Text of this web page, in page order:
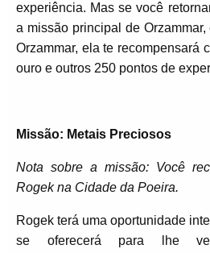
experiência. Mas se você
a missão principal de
Orzammar, ela te recompensará
ouro e outros 250 pontos de
Missão: Metais Preciosos
Nota sobre a missão: Você
Rogek na Cidade da Poeira.
Rogek terá uma oportunidade
se oferecerá para lhe